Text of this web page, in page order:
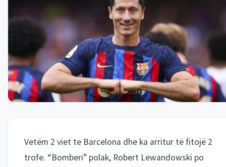
Vetëm 2 viet te Barcelona dhe ka arritur të fitojë 2
trofe. “Bomberi” polak, Robert Lewandowski po